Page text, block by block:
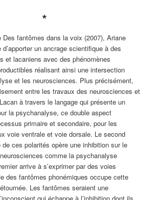
★
Des fantômes dans la voix (2007), Ariane
un ancrage scientifique à des
et lacaniens avec des phénomènes
réalisant ainsi une intersection
et les neurosciences. Plus précisément,
entre les travaux des neurosciences et
à travers le langage qui présente un
la psychanalyse, ce double aspect
primaire et secondaire, pour les
voie ventrale et voie dorsale. Le second
ces polarités opère une inhibition sur le
comme la psychanalyse
arrive à s’exprimer par des voies
des fantômes phonémiques occupe cette
Les fantômes seraient une